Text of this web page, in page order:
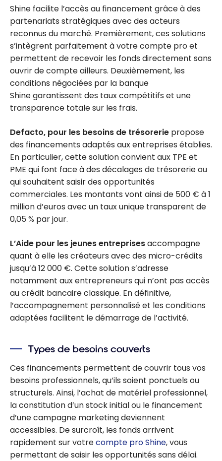
Shine facilite l’accès au financement grâce à des
partenariats stratégiques avec des acteurs
reconnus du marché. Premièrement, ces solutions
s’intègrent parfaitement à votre compte pro et
permettent de recevoir les fonds directement sans
ouvrir de compte ailleurs. Deuxièmement, les
conditions négociées par la banque
Shine garantissent des taux compétitifs et une
transparence totale sur les frais.
Defacto, pour les besoins de trésorerie propose
des financements adaptés aux entreprises établies.
En particulier, cette solution convient aux TPE et
PME qui font face à des décalages de trésorerie ou
qui souhaitent saisir des opportunités
commerciales. Les montants vont ainsi de 500 € à 1
million d’euros avec un taux unique transparent de
0,05 % par jour.
L’Aide pour les jeunes entreprisesaccompagne
quant à elle les créateurs avec des micro-crédits
jusqu’à 12 000 €. Cette solution s’adresse
notamment aux entrepreneurs qui n’ont pas accès
au crédit bancaire classique. En définitive,
l’accompagnement personnalisé et les conditions
adaptées facilitent le démarrage de l’activité.
Types de besoins couverts
Ces financements permettent de couvrir tous vos
besoins professionnels, qu’ils soient ponctuels ou
structurels. Ainsi, l’achat de matériel professionnel,
la constitution d’un stock initial ou le financement
d’une campagne marketing deviennent
accessibles. De surcroît, les fonds arrivent
rapidement sur votrecompte pro Shine, vous
permettant de saisir les opportunités sans délai.